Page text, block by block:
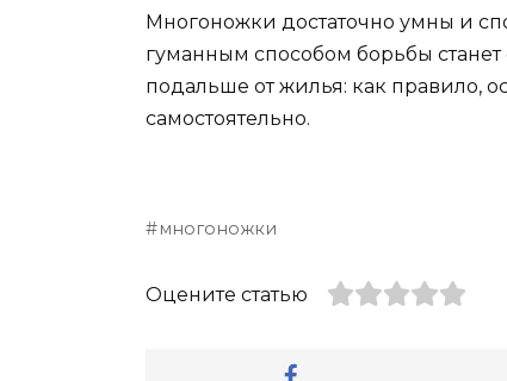
Многоножки достаточно умны и
гуманным способом борьбы
подальше от жилья: как правило,
самостоятельно.
многоножки
Оцените статью